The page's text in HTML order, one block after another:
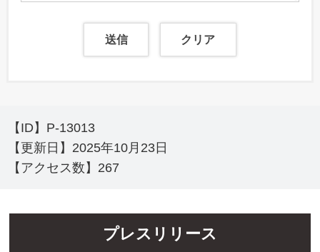
【ID】 P-13013
【更新日】 2025年10月23日
【アクセス数】 267
プレスリリース